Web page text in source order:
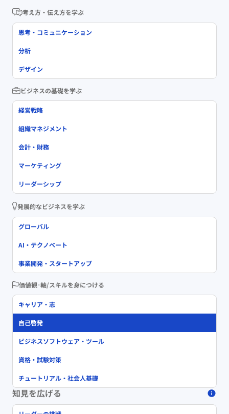
考え方・伝え方を学ぶ
思考・コミュニケーション
分析
デザイン
ビジネスの基礎を学ぶ
経営戦略
組織マネジメント
会計・財務
マーケティング
リーダーシップ
発展的なビジネスを学ぶ
グローバル
AI・テクノベート
事業開発・スタートアップ
価値観･軸/スキルを身につける
キャリア・志
自己啓発
ビジネスソフトウェア・ツール
資格・試験対策
チュートリアル・社会人基礎
知見を広げる